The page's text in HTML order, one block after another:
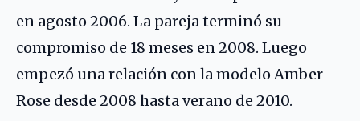
en agosto 2006. La pareja terminó su
compromiso de 18 meses en 2008. Luego
empezó una relación con la modelo Amber
Rose desde 2008 hasta verano de 2010.